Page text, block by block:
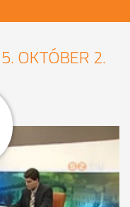
OKTÓBER 2.